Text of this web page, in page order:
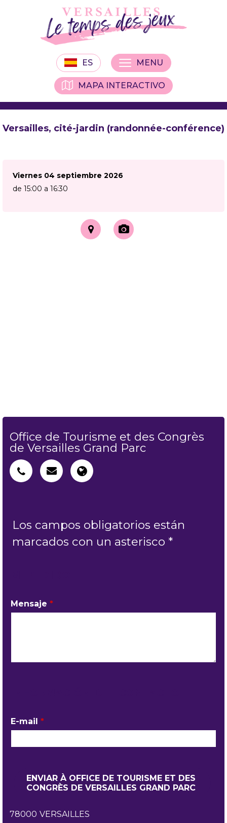
ES
MAPA INTERACTIVO
MENU
Versailles, cité-jardin (randonnée-conférence)
Viernes 04 septiembre 2026
de 15:00 a 16:30
Office de Tourisme et des Congrès
de Versailles Grand Parc
Los campos obligatorios están
marcados con un asterisco *
Mensaje *
E-mail *
78000 VERSAILLES